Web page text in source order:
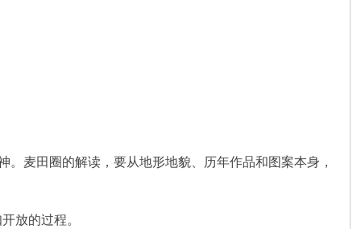
麦田圈的解读，要从地形地貌、历年作品和图案本身，
放的过程。